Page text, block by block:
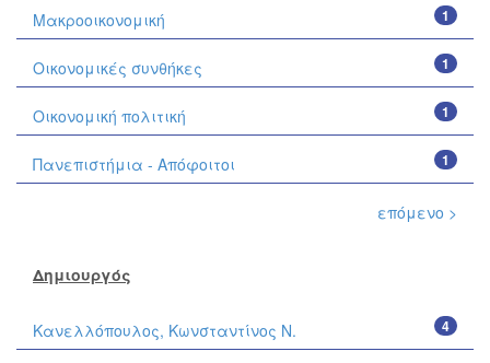
1
Μακροοικονομική
1
Οικονομικές συνθήκες
1
Οικονομική πολιτική
1
Πανεπιστήμια - Απόφοιτοι
επόμενο >
Δημιουργός
4
Κανελλόπουλος, Κωνσταντίνος Ν.